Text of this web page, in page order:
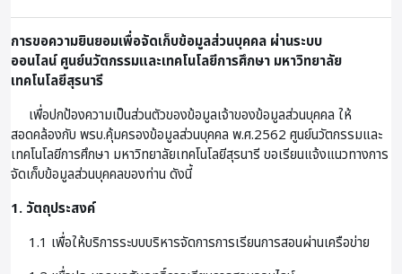
การขอความยินยอมเพื่อจัดเก็บข้อมูลส่วนบุคคล ผ่านระบบ
ออนไลน์ศูนย์นวัตกรรมและเทคโนโลยีการศึกษา มหาวิทยาลัย
เทคโนโลยีสุรนารี
เพื่อปกป้องความเป็นส่วนตัวของข้อมูลเจ้าของข้อมูลส่วนบุคคล ให้
สอดคล้องกับ พรบ.คุ้มครองข้อมูลส่วนบุคคล พ.ศ.2562 ศูนย์นวัตกรรมและ
เทคโนโลยีการศึกษา มหาวิทยาลัยเทคโนโลยีสุรนารี ขอเรียนแจ้งแนวทางการ
จัดเก็บข้อมูลส่วนบุคคลของท่าน ดังนี้
1. วัตถุประสงค์
1.1 เพื่อให้บริการระบบบริหารจัดการการเรียนการสอนผ่านเครือข่าย